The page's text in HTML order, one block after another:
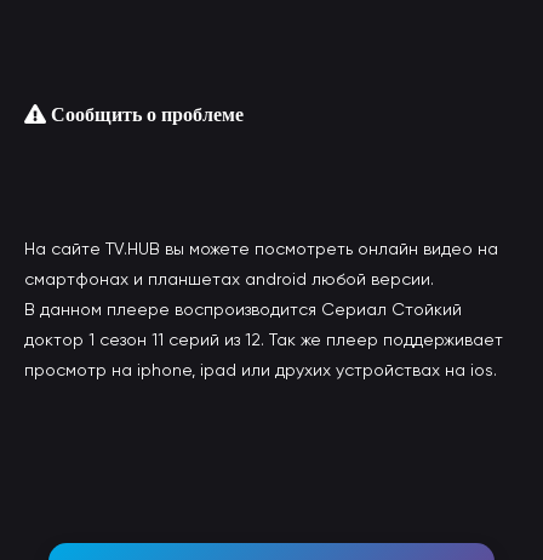
Сообщить о проблеме
На сайте TV.HUB вы можете посмотреть онлайн видео на
смартфонах и планшетах android любой версии.
В данном плеере воспроизводится Сериал Стойкий
доктор 1 сезон 11 серий из 12. Так же плеер поддерживает
просмотр на iphone, ipad или друхих устройствах на ios.